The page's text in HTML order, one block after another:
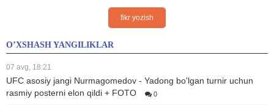
fikr yozish
O’XSHASH YANGILIKLAR
07 avg, 18:21
UFC asosiy jangi Nurmagomedov - Yadong bo'lgan turnir uchun
rasmiy posterni elon qildi + FOTO
0